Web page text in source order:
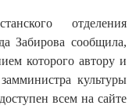
отделения
Забирова сообщила,
которого автору и
культуры
всем на сайте